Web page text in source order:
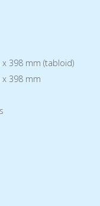
398 mm (tabloid)
398 mm